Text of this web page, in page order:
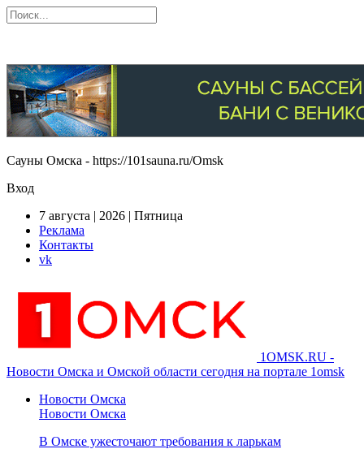
Сауны Омска - https://101sauna.ru/Omsk
Вход
7 августа | 2026 | Пятница
Реклама
Контакты
vk
1OMSK.RU -
Новости Омска и Омской области сегодня на портале 1omsk
Новости Омска
Новости Омска
В Омске ужесточают требования к ларькам